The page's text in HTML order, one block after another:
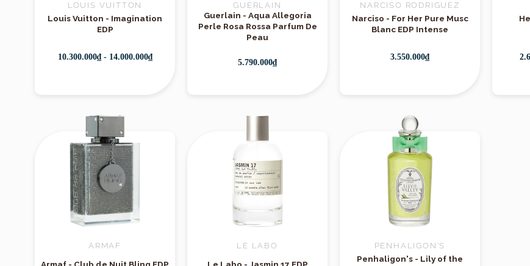
Hương
Độ tỏa hương:Tầm gần – tạo nên một lớp hương "thân mật",
ai yêu phong cách kín đáo, tinh tế
khoái, ambroxan quyến rũ ngầm và lớp nền gỗ nhẹ nhàng, Flora
"toả sáng nhẹ nhàng"
nhưng đủ để khiến người khác nhớ mãi về một cô gái “ngây thơ có
LOUIS VUITTON
Louis Vuitton - Imagination
EDP
10.300.000₫ - 14.000.000₫
GUERLAIN
Guerlain - Aqua Allegoria
Perle Rosa Rossa Parfum De
Peau
5.790.000₫
NARCISO RODRIGUEZ
Narciso - For Her Pure Musc
Blanc EDP Intense
3.550.000₫
ARMAF
Armaf - Club de Nuit Bling EDP
LE LABO
Le Labo - Jasmin 17 EDP
PENHALIGON'S
Penhaligon's - Lily of the